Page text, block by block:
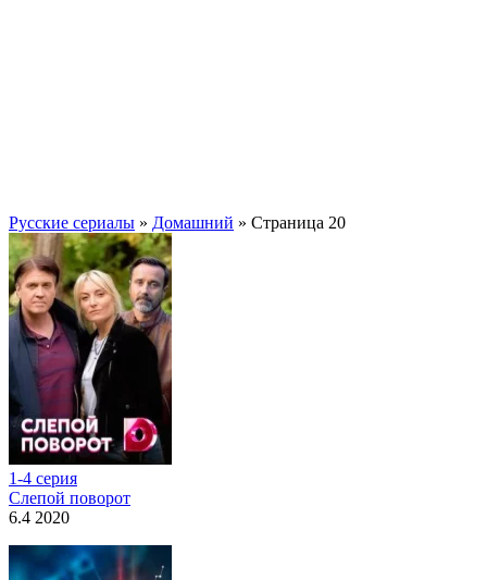
Русские сериалы » Домашний » Страница 20
1-4 серия
Слепой поворот
6.4 2020